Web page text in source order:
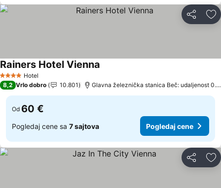
Deli
4 ZvezdiceHotel
Rainers Hotel Vienna
8,2 Vrlo dobro 10.801 Glavna železnička stanica Beč: udaljenost 0.9 km
Od 60 €
Pogledaj cene sa 7 sajtova Pogledaj cene
Deli